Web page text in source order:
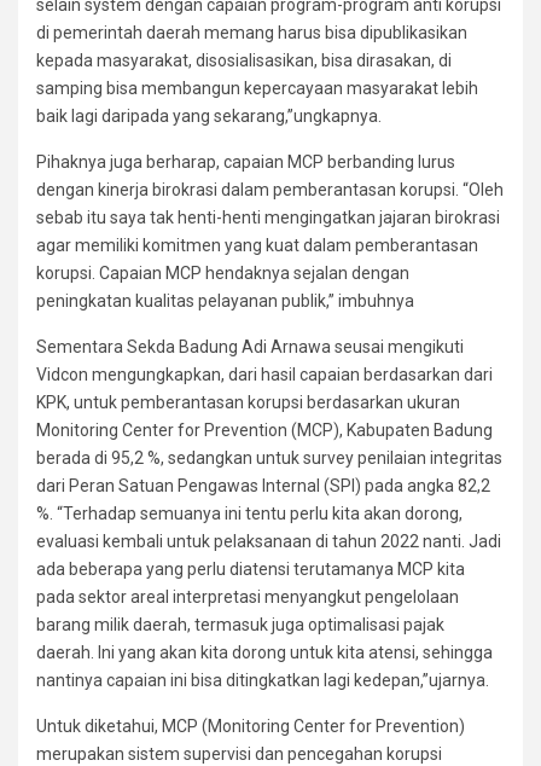
selain system dengan capaian program-program anti korupsi
di pemerintah daerah memang harus bisa dipublikasikan
kepada masyarakat, disosialisasikan, bisa dirasakan, di
samping bisa membangun kepercayaan masyarakat lebih
baik lagi daripada yang sekarang,”ungkapnya.
Pihaknya juga berharap, capaian MCP berbanding lurus
dengan kinerja birokrasi dalam pemberantasan korupsi. “Oleh
sebab itu saya tak henti-henti mengingatkan jajaran birokrasi
agar memiliki komitmen yang kuat dalam pemberantasan
korupsi. Capaian MCP hendaknya sejalan dengan
peningkatan kualitas pelayanan publik,” imbuhnya
Sementara Sekda Badung Adi Arnawa seusai mengikuti
Vidcon mengungkapkan, dari hasil capaian berdasarkan dari
KPK, untuk pemberantasan korupsi berdasarkan ukuran
Monitoring Center for Prevention (MCP), Kabupaten Badung
berada di 95,2 %, sedangkan untuk survey penilaian integritas
dari Peran Satuan Pengawas Internal (SPI) pada angka 82,2
%. “Terhadap semuanya ini tentu perlu kita akan dorong,
evaluasi kembali untuk pelaksanaan di tahun 2022 nanti. Jadi
ada beberapa yang perlu diatensi terutamanya MCP kita
pada sektor areal interpretasi menyangkut pengelolaan
barang milik daerah, termasuk juga optimalisasi pajak
daerah. Ini yang akan kita dorong untuk kita atensi, sehingga
nantinya capaian ini bisa ditingkatkan lagi kedepan,”ujarnya.
Untuk diketahui, MCP (Monitoring Center for Prevention)
merupakan sistem supervisi dan pencegahan korupsi